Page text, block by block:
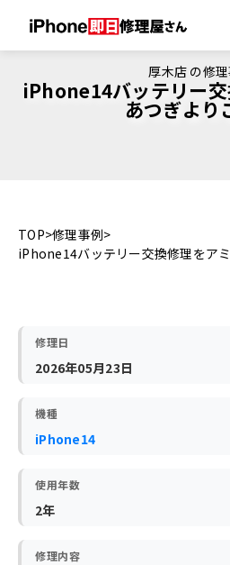
厚木店 の修
iPhone14バッテリー
あつぎより
TOP 修理事例
iPhone14バッテリー交換修理をア
修理日
2026年05月23日
機種
iPhone14
使用年数
2年
修理内容